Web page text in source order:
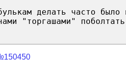
делать часто
"торгашами"